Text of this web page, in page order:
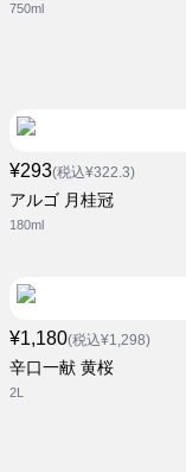
750ml
¥293(税込¥322.3)
アルゴ 月桂冠
180ml
¥1,180(税込¥1,298)
辛口一献 黄桜
2L